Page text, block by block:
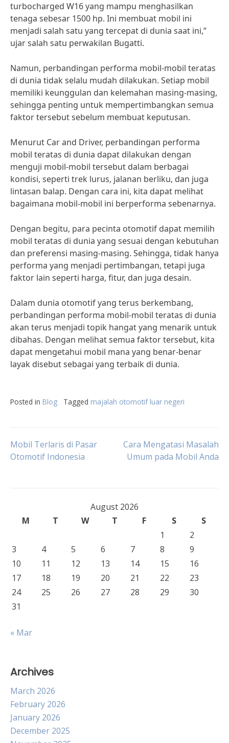
turbocharged W16 yang mampu menghasilkan
tenaga sebesar 1500 hp. Ini membuat mobil ini
menjadi salah satu yang tercepat di dunia saat ini,”
ujar salah satu perwakilan Bugatti.
Namun, perbandingan performa mobil-mobil teratas
di dunia tidak selalu mudah dilakukan. Setiap mobil
memiliki keunggulan dan kelemahan masing-masing,
sehingga penting untuk mempertimbangkan semua
faktor tersebut sebelum membuat keputusan.
Menurut Car and Driver, perbandingan performa
mobil teratas di dunia dapat dilakukan dengan
menguji mobil-mobil tersebut dalam berbagai
kondisi, seperti trek lurus, jalanan berliku, dan juga
lintasan balap. Dengan cara ini, kita dapat melihat
bagaimana mobil-mobil ini berperforma sebenarnya.
Dengan begitu, para pecinta otomotif dapat memilih
mobil teratas di dunia yang sesuai dengan kebutuhan
dan preferensi masing-masing. Sehingga, tidak hanya
performa yang menjadi pertimbangan, tetapi juga
faktor lain seperti harga, fitur, dan juga desain.
Dalam dunia otomotif yang terus berkembang,
perbandingan performa mobil-mobil teratas di dunia
akan terus menjadi topik hangat yang menarik untuk
dibahas. Dengan melihat semua faktor tersebut, kita
dapat mengetahui mobil mana yang benar-benar
layak disebut sebagai yang terbaik di dunia.
Posted in Blog Tagged majalah otomotif luar negeri
Post
Mobil Terlaris di Pasar
Otomotif Indonesia
Cara Mengatasi Masalah
Umum pada Mobil Anda
August 2026
M
T W T F S
S
1
2
3
4 5 6 7 8
9
10
11 12 13 14 15
16
17
18 19 20 21 22
23
24
25 26 27 28 29
30
31
« Mar
Archives
March 2026
February 2026
January 2026
December 2025